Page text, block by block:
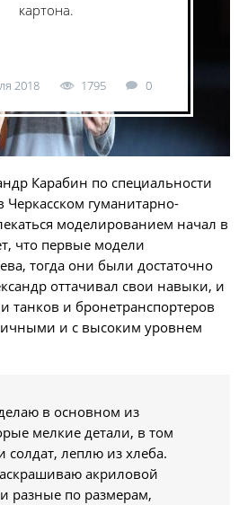
картона.
2018 1795 0
Карабин по специальности
Черкасском гуманитарно-
моделированием начал в
что первые модели
тогда они были достаточно
оттачивал свои навыки, и
танков и бронетранспортеров
и с высоким уровнем
в основном из
мелкие детали, в том
солдат, леплю из хлеба.
акриловой
разные по размерам,